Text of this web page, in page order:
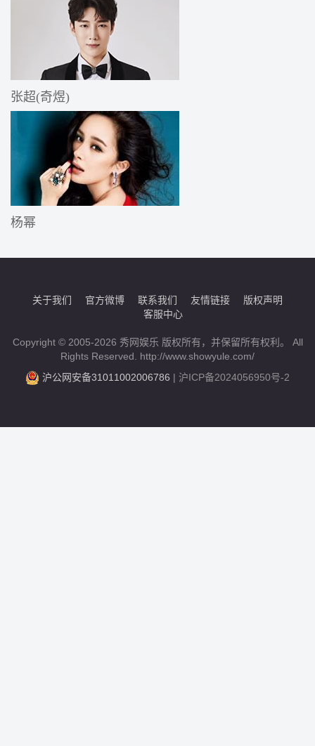
张超(奇煜)
杨幂
关于我们 官方微博 联系我们 友情链接
版权声明
客服中心
Copyright © 2005-2026 秀网娱乐 版权所有，并保留所有权利。 All
Rights Reserved. http://www.showyule.com/
沪公网安备31011002006786 | 沪ICP备2024056950号-2